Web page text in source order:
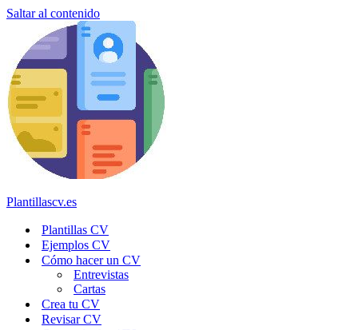
Saltar al contenido
Plantillascv.es
Plantillas CV
Ejemplos CV
Cómo hacer un CV
Entrevistas
Cartas
Crea tu CV
Revisar CV